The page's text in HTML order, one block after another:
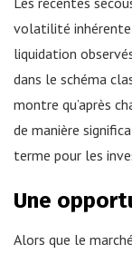
volatilité inhérente
liquidation
dans le schéma
montre qu’après
de manière
terme pour les
Une
Alors que le